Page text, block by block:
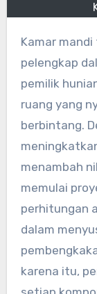
Kamar mandi tidak lagi berfungsi sebagai area
pelengkap
pemilik
ruang yang
berbintang.
menambah
memulai
perhitungan
dalam
karena itu,